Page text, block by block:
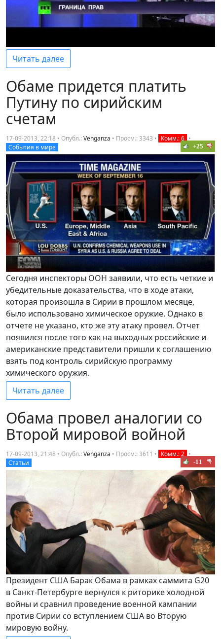
Читать далее
Обаме придется платить
Путину по сирийским
счетам
17-09-2013, 22:18 • Опубл.:Venganza • Просм.: 3343 • Комм.: 6 •
События в мире
+25
Сегодня инспекторы ООН заявили, что есть четкие и
убедительные доказательства, что в ходе атаки,
которая произошла в Сирии в прошлом месяце,
было использовано химическое оружие. Однако в
отчете не указано, кто же эту атаку провел. Отчет
появился после того как на выходных российские и
американские представители пришли к соглашению
взять под контроль сирийскую программу
химического оружия.
Читать далее
Обама провел аналогии со
Второй мировой войной
17-09-2013, 21:48 • Опубл.:Venganza • Просм.: 3611 • Комм.: 2 •
Статьи
-11
Президент США Барак Обама в рамках саммита G20
в Санкт-Петербурге вернулся к риторике холодной
войны и сравнил проведение военной кампании
против Сирии со вступлением США во Вторую
мировую войну.